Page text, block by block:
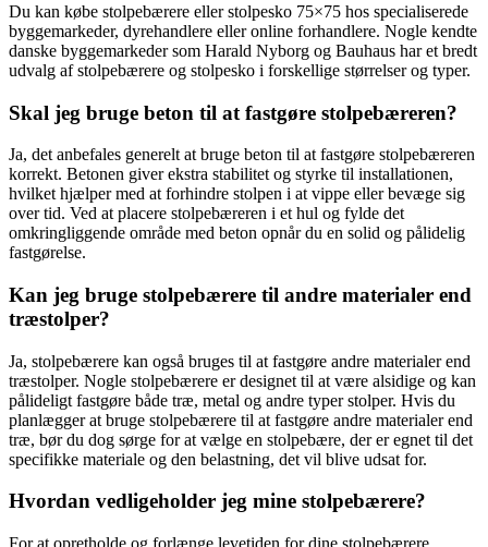
Du kan købe stolpebærere eller stolpesko 75×75 hos specialiserede
byggemarkeder, dyrehandlere eller online forhandlere. Nogle kendte
danske byggemarkeder som Harald Nyborg og Bauhaus har et bredt
udvalg af stolpebærere og stolpesko i forskellige størrelser og typer.
Skal jeg bruge beton til at fastgøre stolpebæreren?
Ja, det anbefales generelt at bruge beton til at fastgøre stolpebæreren
korrekt. Betonen giver ekstra stabilitet og styrke til installationen,
hvilket hjælper med at forhindre stolpen i at vippe eller bevæge sig
over tid. Ved at placere stolpebæreren i et hul og fylde det
omkringliggende område med beton opnår du en solid og pålidelig
fastgørelse.
Kan jeg bruge stolpebærere til andre materialer end
træstolper?
Ja, stolpebærere kan også bruges til at fastgøre andre materialer end
træstolper. Nogle stolpebærere er designet til at være alsidige og kan
pålideligt fastgøre både træ, metal og andre typer stolper. Hvis du
planlægger at bruge stolpebærere til at fastgøre andre materialer end
træ, bør du dog sørge for at vælge en stolpebære, der er egnet til det
specifikke materiale og den belastning, det vil blive udsat for.
Hvordan vedligeholder jeg mine stolpebærere?